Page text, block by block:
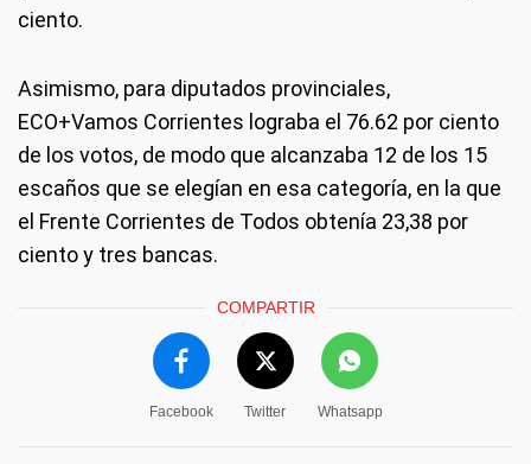
ciento.
Asimismo, para diputados provinciales,
ECO+Vamos Corrientes lograba el 76.62 por ciento
de los votos, de modo que alcanzaba 12 de los 15
escaños que se elegían en esa categoría, en la que
el Frente Corrientes de Todos obtenía 23,38 por
ciento y tres bancas.
COMPARTIR
Facebook Twitter Whatsapp